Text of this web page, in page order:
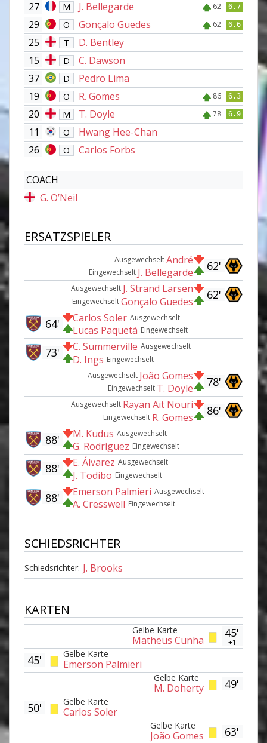
27 M J. Bellegarde 62' 6.7
29 O Gonçalo Guedes 62' 6.6
25 T
D. Bentley
15
D
C. Dawson
37
D
Pedro Lima
19
O R. Gomes 86' 6.3
20 M T. Doyle 78' 6.9
11 O
Hwang Hee-Chan
26
O Carlos Forbs
COACH
G. O’Neil
ERSATZSPIELER
62'
AusgewechseltAndré
Eingewechselt J. Bellegarde
62'
Ausgewechselt J. Strand Larsen
EingewechseltGonçalo Guedes
Ausgewechselt
Carlos Soler
Eingewechselt
Lucas Paquetá
64'
Ausgewechselt
C. Summerville
Eingewechselt
D. Ings
73'
78'
Ausgewechselt João Gomes
Eingewechselt T. Doyle
86'
Ausgewechselt Rayan Aït Nouri
Eingewechselt R. Gomes
Ausgewechselt
M. Kudus
Eingewechselt
G. Rodríguez
88'
Ausgewechselt
E. Álvarez
Eingewechselt
J. Todibo
88'
Ausgewechselt
Emerson Palmieri
Eingewechselt
A. Cresswell
88'
SCHIEDSRICHTER
Schiedsrichter: J. Brooks
KARTEN
45'
+1
Gelbe Karte
Matheus Cunha
Gelbe Karte
Emerson Palmieri
45'
49'
Gelbe Karte
M. Doherty
Gelbe Karte
Carlos Soler
50'
63'
Gelbe Karte
João Gomes